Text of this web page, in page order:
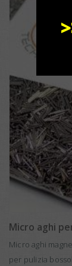
Micro aghi
Micro aghi
per pulizia